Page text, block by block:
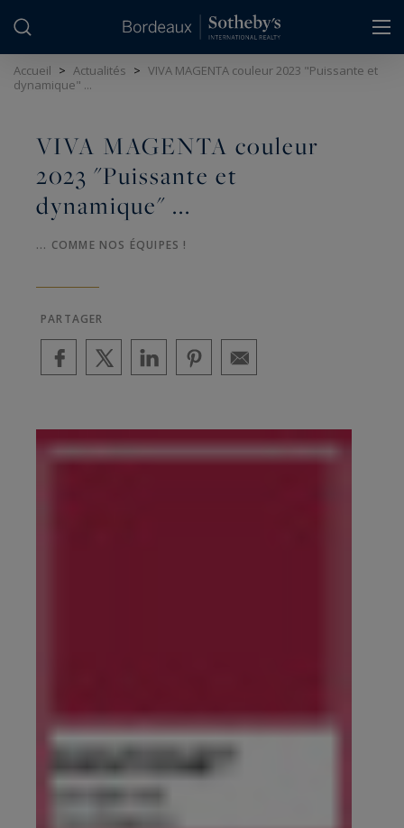
Accueil > Actualités > VIVA MAGENTA couleur 2023 "Puissante et
dynamique" ...
VIVA MAGENTA couleur
2023 "Puissante et
dynamique" ...
... COMME NOS ÉQUIPES !
PARTAGER